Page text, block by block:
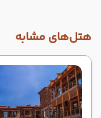
هتل‌های مشابه